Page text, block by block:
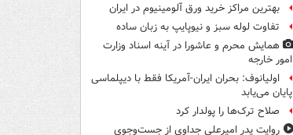
بهترین مراکز خرید ورق آلومینیوم در ایران
تفاوت لوله سبز و نیوپایپ به زبان ساده
همایش محرم و عاشورا در آینه اسناد وزارت
امور خارجه
اولیانوف: بحران ایران-آمریکا فقط با دیپلماسی
پایان می‌یابد
صلاح ترک‌ها را پولدار کرد
روایت پدر امیرعلی جداوی از جست‌وجوی